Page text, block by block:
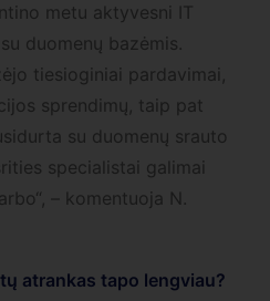
metu aktyvesni IT
duomenų bazėmis.
tiesioginiai pardavimai,
sprendimų, taip pat
su duomenų srauto
specialistai galimai
– komentuoja N.
atrankas tapo lengviau?